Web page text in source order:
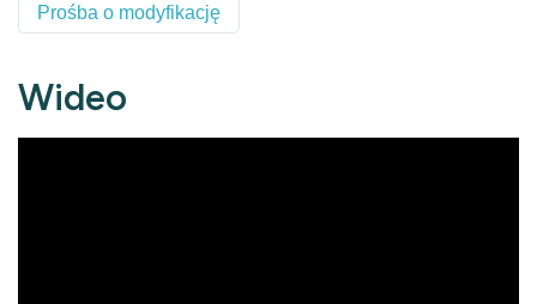
Prośba o modyfikację
Wideo